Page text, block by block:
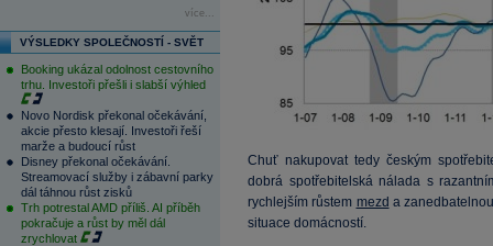
více...
VÝSLEDKY SPOLEČNOSTÍ - SVĚT
Booking ukázal odolnost cestovního
trhu. Investoři přešli i slabší výhled
Novo Nordisk překonal očekávání,
akcie přesto klesají. Investoři řeší
marže a budoucí růst
Disney překonal očekávání.
Streamovací služby i zábavní parky
dál táhnou růst zisků
Trh potrestal AMD příliš. AI příběh
pokračuje a růst by měl dál
zrychlovat
Chuť nakupovat tedy českým
dobrá spotřebitelská nálada s
rychlejším růstem mezd a
situace domácností.